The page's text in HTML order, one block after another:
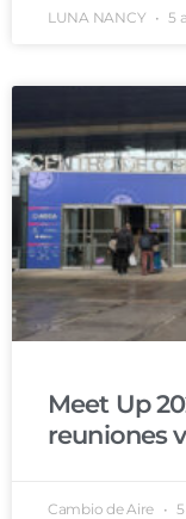
LUNA NANCY 5
Meet Up
reuniones
Cambio de Aire